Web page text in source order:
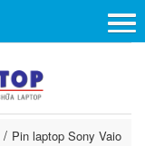
Pin laptop Sony Vaio